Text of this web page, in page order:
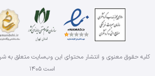
کلیه حقوق معنوی و انتشار محتوای این وب‌سایت متعلق به
است۱۴۰۵